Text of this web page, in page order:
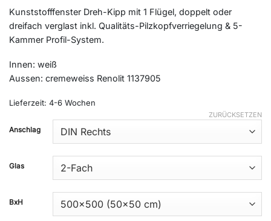
Kunststofffenster Dreh-Kipp mit 1 Flügel, doppelt oder
dreifach verglast inkl. Qualitäts-Pilzkopfverriegelung & 5-
Kammer Profil-System.
Innen: weiß
Aussen: cremeweiss Renolit 1137905
Lieferzeit: 4-6 Wochen
Anschlag
Glas
BxH
ZURÜCKSETZEN